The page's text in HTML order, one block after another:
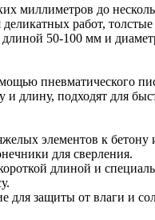
миллиметров до
деликатных работ,
50-100 мм и
пневматического
длину, подходят для
элементов к
для сверления.
длиной и
защиты от влаги и